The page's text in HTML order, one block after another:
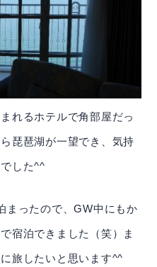
れるホテルで角部屋だっ
琵琶湖が一望でき、気持
した^^
まったので、GW中にもか
宿泊できました（笑）ま
旅したいと思います^^